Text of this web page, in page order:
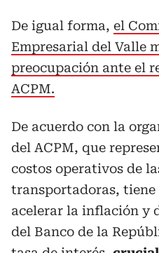
De igual forma, el
Empresarial del Valle
preocupación ante el
ACPM.
De acuerdo con la
del ACPM, que
costos operativos de
transportadoras, tiene
acelerar la inflación y
del Banco de la